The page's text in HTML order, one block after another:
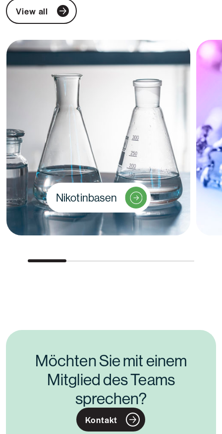
View all
Nikotinbasen
Möchten Sie mit einem
Mitglied des Teams
sprechen?
Kontakt